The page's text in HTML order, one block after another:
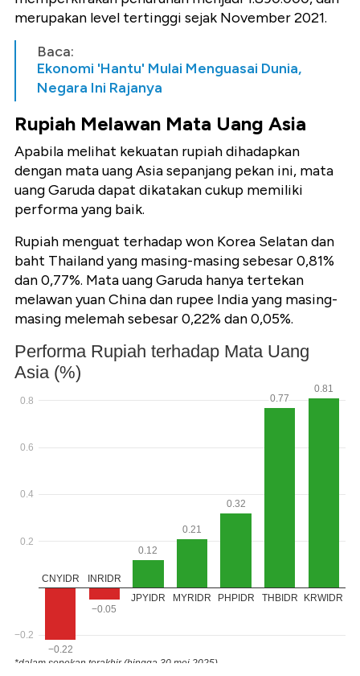
merupakan level tertinggi sejak November 2021.
Baca:
Ekonomi 'Hantu' Mulai Menguasai Dunia,
Negara Ini Rajanya
Rupiah Melawan Mata Uang Asia
Apabila melihat kekuatan rupiah dihadapkan
dengan mata uang Asia sepanjang pekan ini, mata
uang Garuda dapat dikatakan cukup memiliki
performa yang baik.
Rupiah menguat terhadap won Korea Selatan dan
baht Thailand yang masing-masing sebesar 0,81%
dan 0,77%. Mata uang Garuda hanya tertekan
melawan yuan China dan rupee India yang masing-
masing melemah sebesar 0,22% dan 0,05%.